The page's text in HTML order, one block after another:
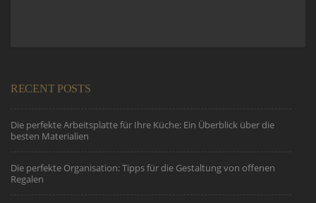
RECENT POSTS
Die perfekte Arbeitsplatte für Ihre Küche: Ein Überblick über die
besten Materialien
Die perfekte Organisation: Tipps für die Gestaltung von offenen
Regalen